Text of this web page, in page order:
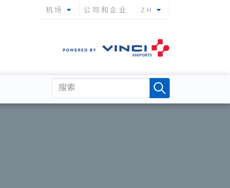
ZH
公司和企业
机场